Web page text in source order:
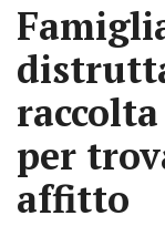
per
affitto